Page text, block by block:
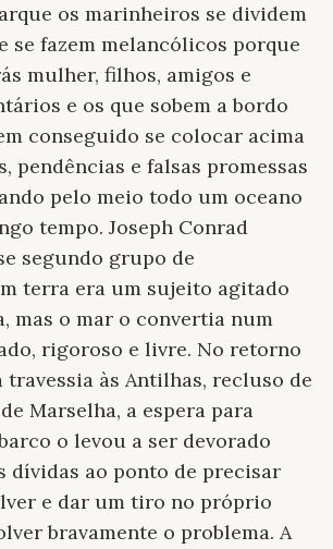
os marinheiros se dividem
se fazem melancólicos porque
mulher, filhos, amigos e
e os que sobem a bordo
conseguido se colocar acima
pendências e falsas promessas
pelo meio todo um oceano
tempo. Joseph Conrad
segundo grupo de
terra era um sujeito agitado
mas o mar o convertia num
rigoroso e livre. No retorno
travessia às Antilhas, recluso de
Marselha, a espera para
o levou a ser devorado
dívidas ao ponto de precisar
e dar um tiro no próprio
bravamente o problema. A